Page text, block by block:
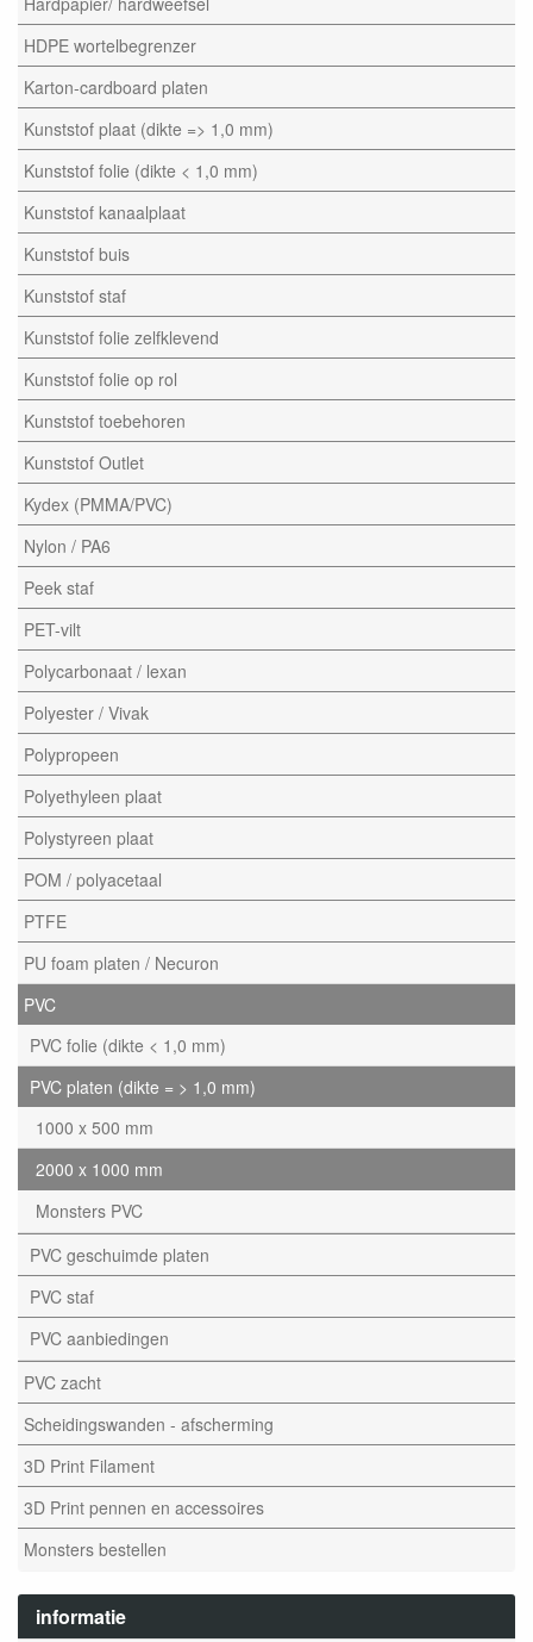
HDPE wortelbegrenzer
Karton-cardboard platen
Kunststof plaat (dikte => 1,0 mm)
Kunststof folie (dikte < 1,0 mm)
Kunststof kanaalplaat
Kunststof buis
Kunststof staf
Kunststof folie zelfklevend
Kunststof folie op rol
Kunststof toebehoren
Kunststof Outlet
Kydex (PMMA/PVC)
Nylon / PA6
Peek staf
PET-vilt
Polycarbonaat / lexan
Polyester / Vivak
Polypropeen
Polyethyleen plaat
Polystyreen plaat
POM / polyacetaal
PTFE
PU foam platen / Necuron
PVC
PVC folie (dikte < 1,0 mm)
PVC platen (dikte = > 1,0 mm)
1000 x 500 mm
2000 x 1000 mm
Monsters PVC
PVC geschuimde platen
PVC staf
PVC aanbiedingen
PVC zacht
Scheidingswanden - afscherming
3D Print Filament
3D Print pennen en accessoires
Monsters bestellen
informatie